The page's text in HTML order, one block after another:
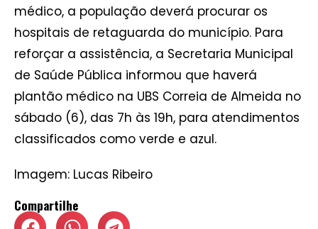
médico, a população deverá procurar os
hospitais de retaguarda do município. Para
reforçar a assistência, a Secretaria Municipal
de Saúde Pública informou que haverá
plantão médico na UBS Correia de Almeida no
sábado (6), das 7h às 19h, para atendimentos
classificados como verde e azul.
Imagem: Lucas Ribeiro
Compartilhe